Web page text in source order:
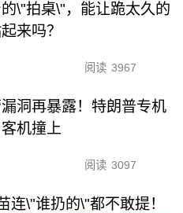
\"拍桌\"，能让跪太久的
来吗？
阅读 3967
洞再暴露！特朗普专机
机撞上
阅读 3097
连\"谁扔的\"都不敢提！